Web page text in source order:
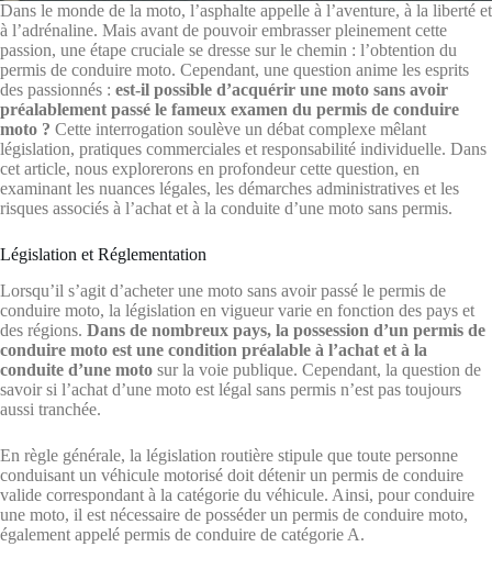
Dans le monde de la moto, l’asphalte appelle à l’aventure, à la liberté et
à l’adrénaline. Mais avant de pouvoir embrasser pleinement cette
passion, une étape cruciale se dresse sur le chemin : l’obtention du
permis de conduire moto. Cependant, une question anime les esprits
des passionnés : est-il possible d’acquérir une moto sans avoir
préalablement passé le fameux examen du permis de conduire
moto ? Cette interrogation soulève un débat complexe mêlant
législation, pratiques commerciales et responsabilité individuelle. Dans
cet article, nous explorerons en profondeur cette question, en
examinant les nuances légales, les démarches administratives et les
risques associés à l’achat et à la conduite d’une moto sans permis.
Législation et Réglementation
Lorsqu’il s’agit d’acheter une moto sans avoir passé le permis de
conduire moto, la législation en vigueur varie en fonction des pays et
des régions. Dans de nombreux pays, la possession d’un permis de
conduire moto est une condition préalable à l’achat et à la
conduite d’une moto sur la voie publique. Cependant, la question de
savoir si l’achat d’une moto est légal sans permis n’est pas toujours
aussi tranchée.
En règle générale, la législation routière stipule que toute personne
conduisant un véhicule motorisé doit détenir un permis de conduire
valide correspondant à la catégorie du véhicule. Ainsi, pour conduire
une moto, il est nécessaire de posséder un permis de conduire moto,
également appelé permis de conduire de catégorie A.